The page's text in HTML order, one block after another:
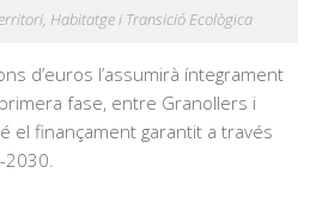
Habitatge i Transició Ecològica
d’euros l’assumirà íntegrament
fase, entre Granollers i
el finançament garantit a través
2030.